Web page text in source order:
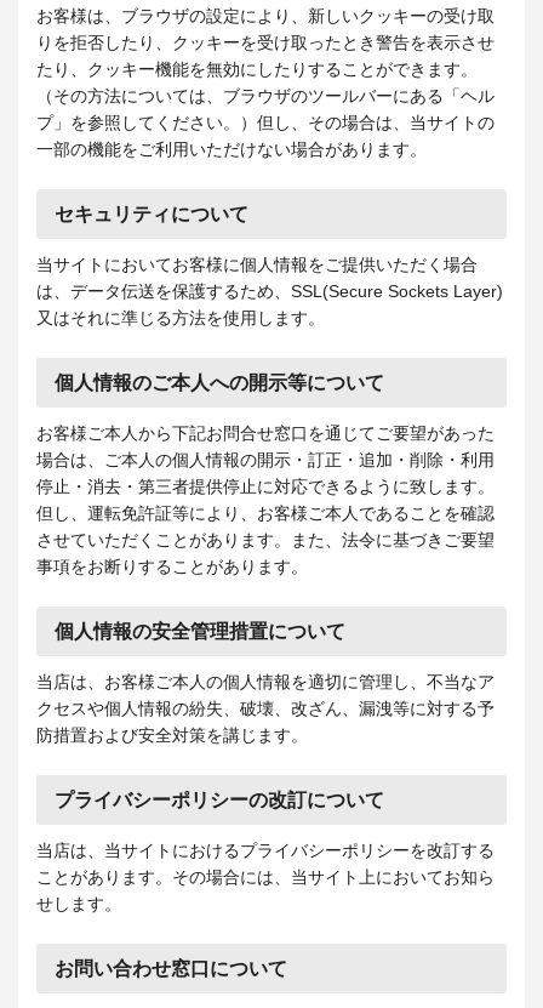
お客様は、ブラウザの設定により、新しいクッキーの受け取
りを拒否したり、クッキーを受け取ったとき警告を表示させ
たり、クッキー機能を無効にしたりすることができます。
（その方法については、ブラウザのツールバーにある「ヘル
プ」を参照してください。）但し、その場合は、当サイトの
一部の機能をご利用いただけない場合があります。
セキュリティについて
当サイトにおいてお客様に個人情報をご提供いただく場合
は、データ伝送を保護するため、SSL(Secure Sockets Layer)
又はそれに準じる方法を使用します。
個人情報のご本人への開示等について
お客様ご本人から下記お問合せ窓口を通じてご要望があった
場合は、ご本人の個人情報の開示・訂正・追加・削除・利用
停止・消去・第三者提供停止に対応できるように致します。
但し、運転免許証等により、お客様ご本人であることを確認
させていただくことがあります。また、法令に基づきご要望
事項をお断りすることがあります。
個人情報の安全管理措置について
当店は、お客様ご本人の個人情報を適切に管理し、不当なア
クセスや個人情報の紛失、破壊、改ざん、漏洩等に対する予
防措置および安全対策を講じます。
プライバシーポリシーの改訂について
当店は、当サイトにおけるプライバシーポリシーを改訂する
ことがあります。その場合には、当サイト上においてお知ら
せします。
お問い合わせ窓口について